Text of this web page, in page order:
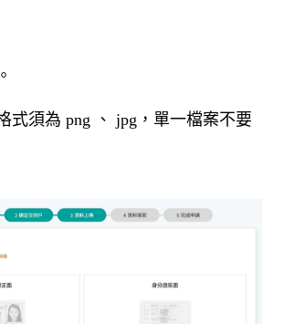
式須為 png 、 jpg ，單一檔案不要